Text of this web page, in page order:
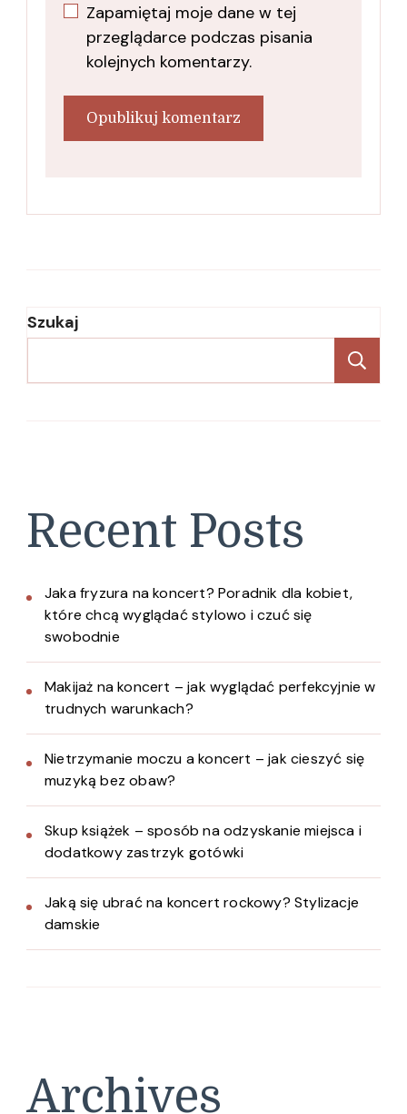
Zapamiętaj moje dane w tej
przeglądarce podczas pisania
kolejnych komentarzy.
Szukaj
Recent Posts
Jaka fryzura na koncert? Poradnik dla kobiet,
które chcą wyglądać stylowo i czuć się
swobodnie
Makijaż na koncert – jak wyglądać perfekcyjnie w
trudnych warunkach?
Nietrzymanie moczu a koncert – jak cieszyć się
muzyką bez obaw?
Skup książek – sposób na odzyskanie miejsca i
dodatkowy zastrzyk gotówki
Jaką się ubrać na koncert rockowy? Stylizacje
damskie
Archives